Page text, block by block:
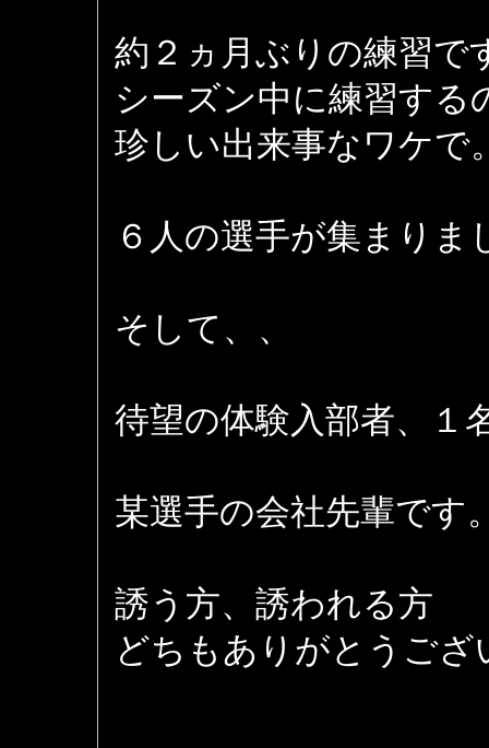
約２ヵ月ぶりの練習で
シーズン中に練習する
珍しい出来事なワケで
６人の選手が集まりま
そして、、
待望の体験入部者、１
某選手の会社先輩です
誘う方、誘われる方
どちもありがとうござ